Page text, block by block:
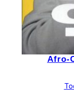
Afro-